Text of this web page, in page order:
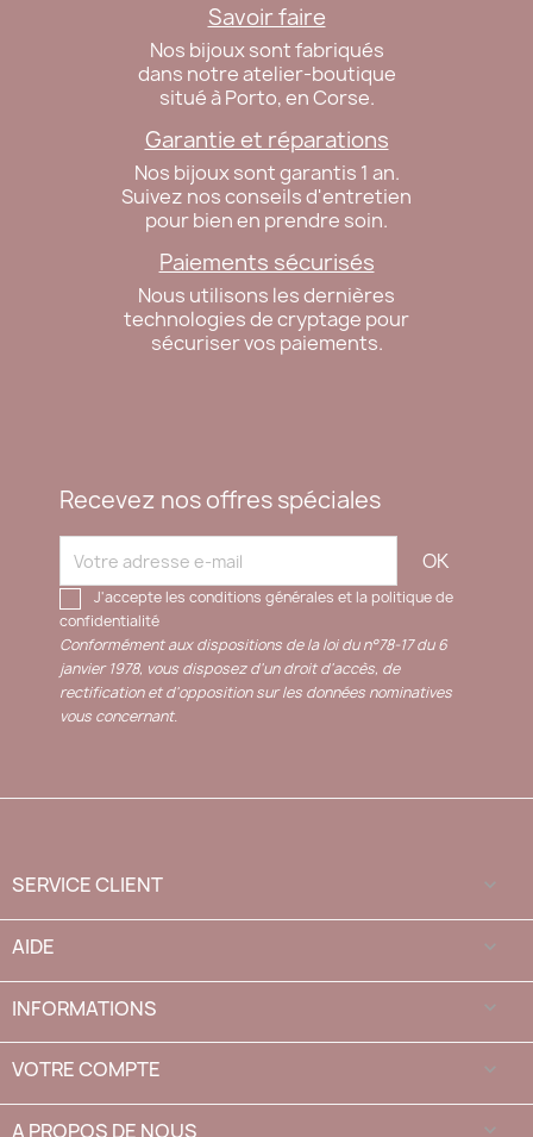
Savoir faire
Nos bijoux sont fabriqués
dans notre atelier-boutique
situé à Porto, en Corse.
Garantie et réparations
Nos bijoux sont garantis 1 an.
Suivez nos conseils d'entretien
pour bien en prendre soin.
Paiements sécurisés
Nous utilisons les dernières
technologies de cryptage pour
sécuriser vos paiements.
Recevez nos offres spéciales
J'accepte les conditions générales et la politique de
confidentialité
Conformément aux dispositions de la loi du n°78-17 du 6
janvier 1978, vous disposez d'un droit d'accès, de
rectification et d'opposition sur les données nominatives
vous concernant.
SERVICE CLIENT
AIDE
INFORMATIONS
VOTRE COMPTE
A PROPOS DE NOUS